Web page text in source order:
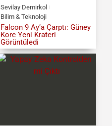
Sevilay Demirkol
Bilim & Teknoloji
Falcon 9 Ay’a Çarptı: Güney
Kore Yeni Krateri
Görüntüledi